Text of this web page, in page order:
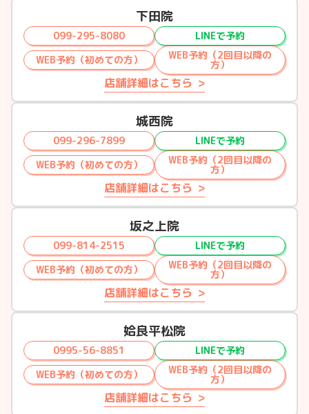
下田院
099-295-8080
LINEで予約
WEB予約（初めての方）
WEB予約（2回目以降の
方）
店舗詳細はこちら
城西院
099-296-7899
LINEで予約
WEB予約（初めての方）
WEB予約（2回目以降の
方）
店舗詳細はこちら
坂之上院
099-814-2515
LINEで予約
WEB予約（初めての方）
WEB予約（2回目以降の
方）
店舗詳細はこちら
姶良平松院
0995-56-8851
LINEで予約
WEB予約（初めての方）
WEB予約（2回目以降の
方）
店舗詳細はこちら